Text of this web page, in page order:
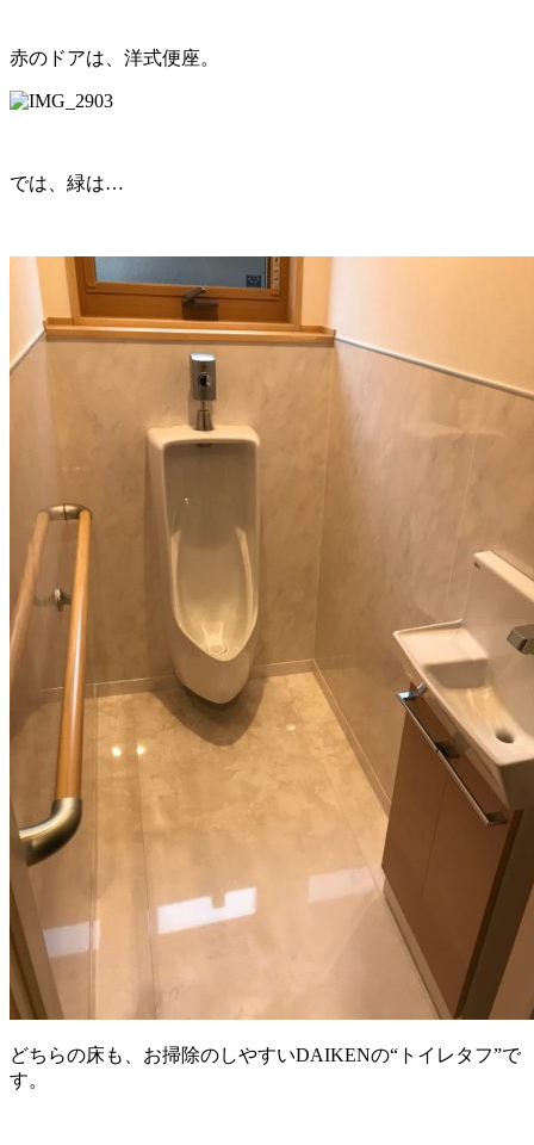
赤のドアは、洋式便座。
では、緑は…
どちらの床も、お掃除のしやすいDAIKENの“トイレタフ”で
す。